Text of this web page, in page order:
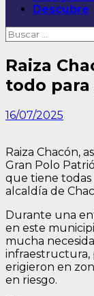
Descubre
Buscar:
Raiza
todo para
16/07/2025
Raiza Chacón,
Gran Polo
que tiene todas
alcaldía de
Durante una
en este
mucha
infraestructura,
erigieron en
en riesgo.